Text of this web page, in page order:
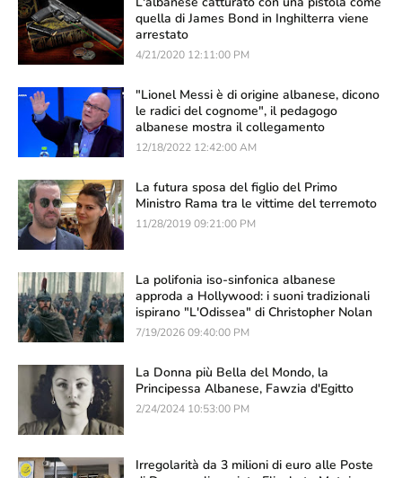
quella di James Bond in Inghilterra viene
arrestato
4/21/2020 12:11:00 PM
"Lionel Messi è di origine albanese, dicono
le radici del cognome", il pedagogo
albanese mostra il collegamento
12/18/2022 12:42:00 AM
La futura sposa del figlio del Primo
Ministro Rama tra le vittime del terremoto
11/28/2019 09:21:00 PM
La polifonia iso-sinfonica albanese
approda a Hollywood: i suoni tradizionali
ispirano "L'Odissea" di Christopher Nolan
7/19/2026 09:40:00 PM
La Donna più Bella del Mondo, la
Principessa Albanese, Fawzia d'Egitto
2/24/2024 10:53:00 PM
Irregolarità da 3 milioni di euro alle Poste